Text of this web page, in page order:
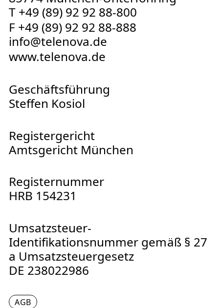
T +49 (89) 92 92 88-800
F +49 (89) 92 92 88-888
info@telenova.de
www.telenova.de
Geschäftsführung
Steffen Kosiol
Registergericht
Amtsgericht München
Registernummer
HRB 154231
Umsatzsteuer-
Identifikationsnummer gemäß § 27
a Umsatzsteuergesetz
DE 238022986
AGB